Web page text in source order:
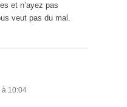
et n’ayez pas
veut pas du mal.
à 10:04